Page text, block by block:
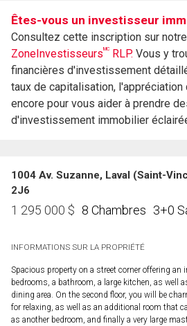
Êtes-vous un investisseur
Consultez cette inscription sur
ZoneInvestisseursMC RLP. Vous y
financières d'investissement
taux de capitalisation, l'appréciation
encore pour vous aider à prendre
d'investissement immobilier
1004 Av. Suzanne, Laval (Saint-
2J6
1 295 000 $ 8 Chambres 3+0
INFORMATIONS SUR LA PROPRIÉTÉ
Spacious property on a street corner offering
bedrooms, a bathroom, a large kitchen, as well
dining area. On the second floor, you will be
for relaxing, as well as an additional room that
as another bedroom, and finally a very large